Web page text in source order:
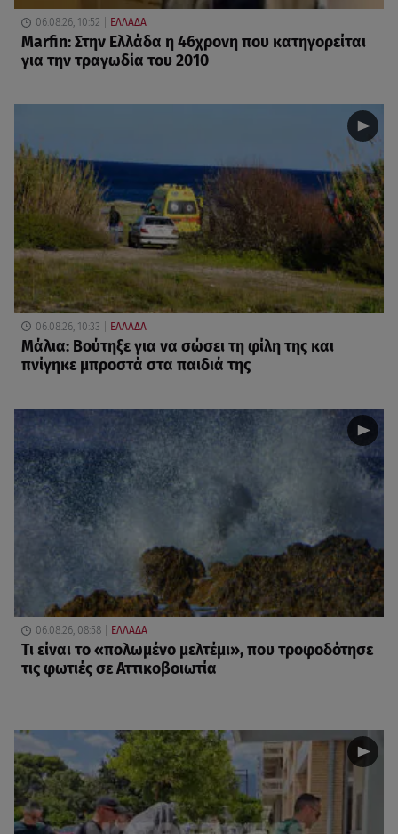
06.08.26, 10:52 ΕΛΛΑΔΑ
Marfin: Στην Ελλάδα η 46χρονη που κατηγορείται
για την τραγωδία του 2010
06.08.26, 10:33 ΕΛΛΑΔΑ
Μάλια: Βούτηξε για να σώσει τη φίλη της και
πνίγηκε μπροστά στα παιδιά της
06.08.26, 08:58 ΕΛΛΑΔΑ
Τι είναι το «πολωμένο μελτέμι», που τροφοδότησε
τις φωτιές σε Αττικοβοιωτία